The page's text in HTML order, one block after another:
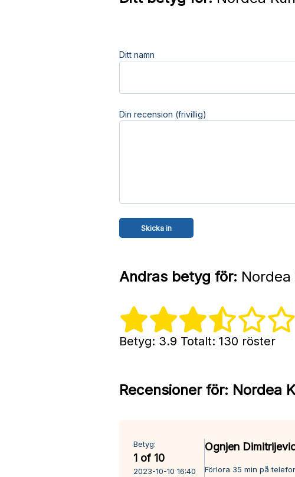
Ditt namn
Din recension (frivillig)
Andras betyg för:
Betyg: 3.9 Totalt: 130 röster
Recensioner för: Nordea
Betyg:
1 of 10
2023-10-10 16:40
Ognjen
Förlora 35 min på